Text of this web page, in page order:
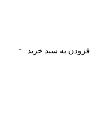
افزودن به سبد خرید